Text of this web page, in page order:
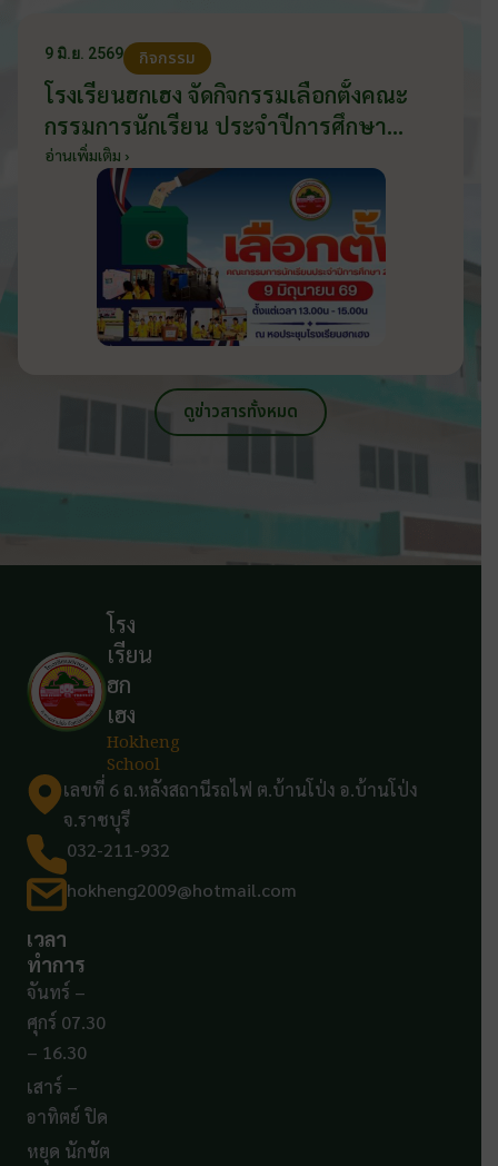
9 มิ.ย. 2569 กิจกรรม
โรงเรียนฮกเฮง จัดกิจกรรมเลือกตั้งคณะ
กรรมการนักเรียน ประจำปีการศึกษา
2569 ส่งเสริมประชาธิปไตยในโรงเรียน
วันที่ 9 มิถุนายน 2569
อ่านเพิ่มเติม ›
ดูข่าวสารทั้งหมด
โรง
เรียน
ฮก
เฮง
Hokheng
School
เลขที่ 6 ถ.หลังสถานีรถไฟ ต.บ้านโป่ง อ.บ้านโป่ง
จ.ราชบุรี
032-211-932
hokheng2009@hotmail.com
เวลา
ทำการ
จันทร์ –
ศุกร์ 07.30
– 16.30
เสาร์ –
อาทิตย์ ปิด
หยุด นักขัต